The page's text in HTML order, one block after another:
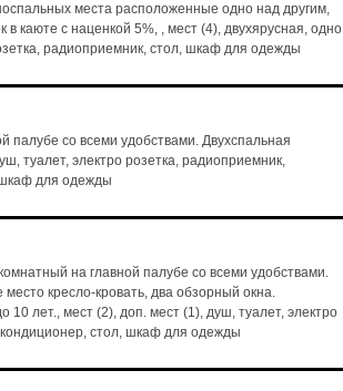
места расположенные одно над другим,
каюте с наценкой 5%, , мест (4), двухярусная, одно
радиоприемник, стол, шкаф для одежды
палубе со всеми удобствами. Двухспальная
туалет, электро розетка, радиоприемник,
шкаф для одежды
на главной палубе со всеми удобствами.
кресло-кровать, два обзорный окна.
10 лет., мест (2), доп. мест (1), душ, туалет, электро
стол, шкаф для одежды